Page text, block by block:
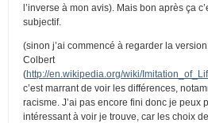
l’inverse à mon avis). Mais bon après ça
subjectif.
(sinon j’ai commencé à regarder la
Colbert
(http://en.wikipedia.org/wiki/
c’est marrant de voir les différences,
racisme. J’ai pas encore fini donc je peux
intéressant à voir je trouve, car les choix